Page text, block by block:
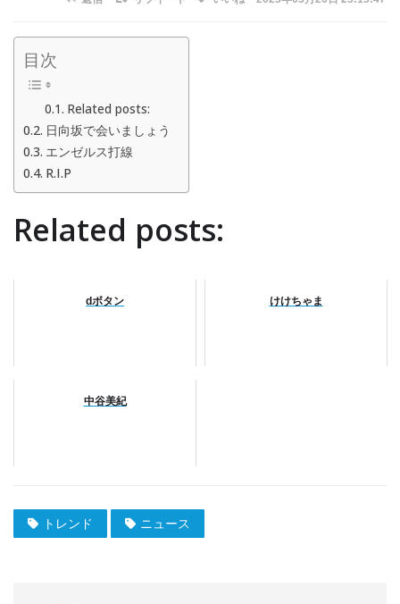
目次
Related posts:
日向坂で会いましょう
エンゼルス打線
R.I.P
Related posts:
dボタン けけちゃま
中谷美紀
トレンド ニュース